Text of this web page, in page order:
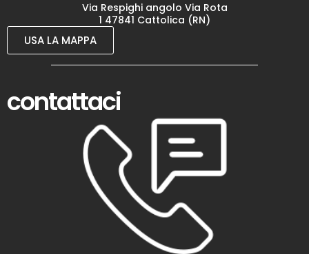
Via Respighi angolo Via Rota
1 47841 Cattolica (RN)
USA LA MAPPA
contattaci